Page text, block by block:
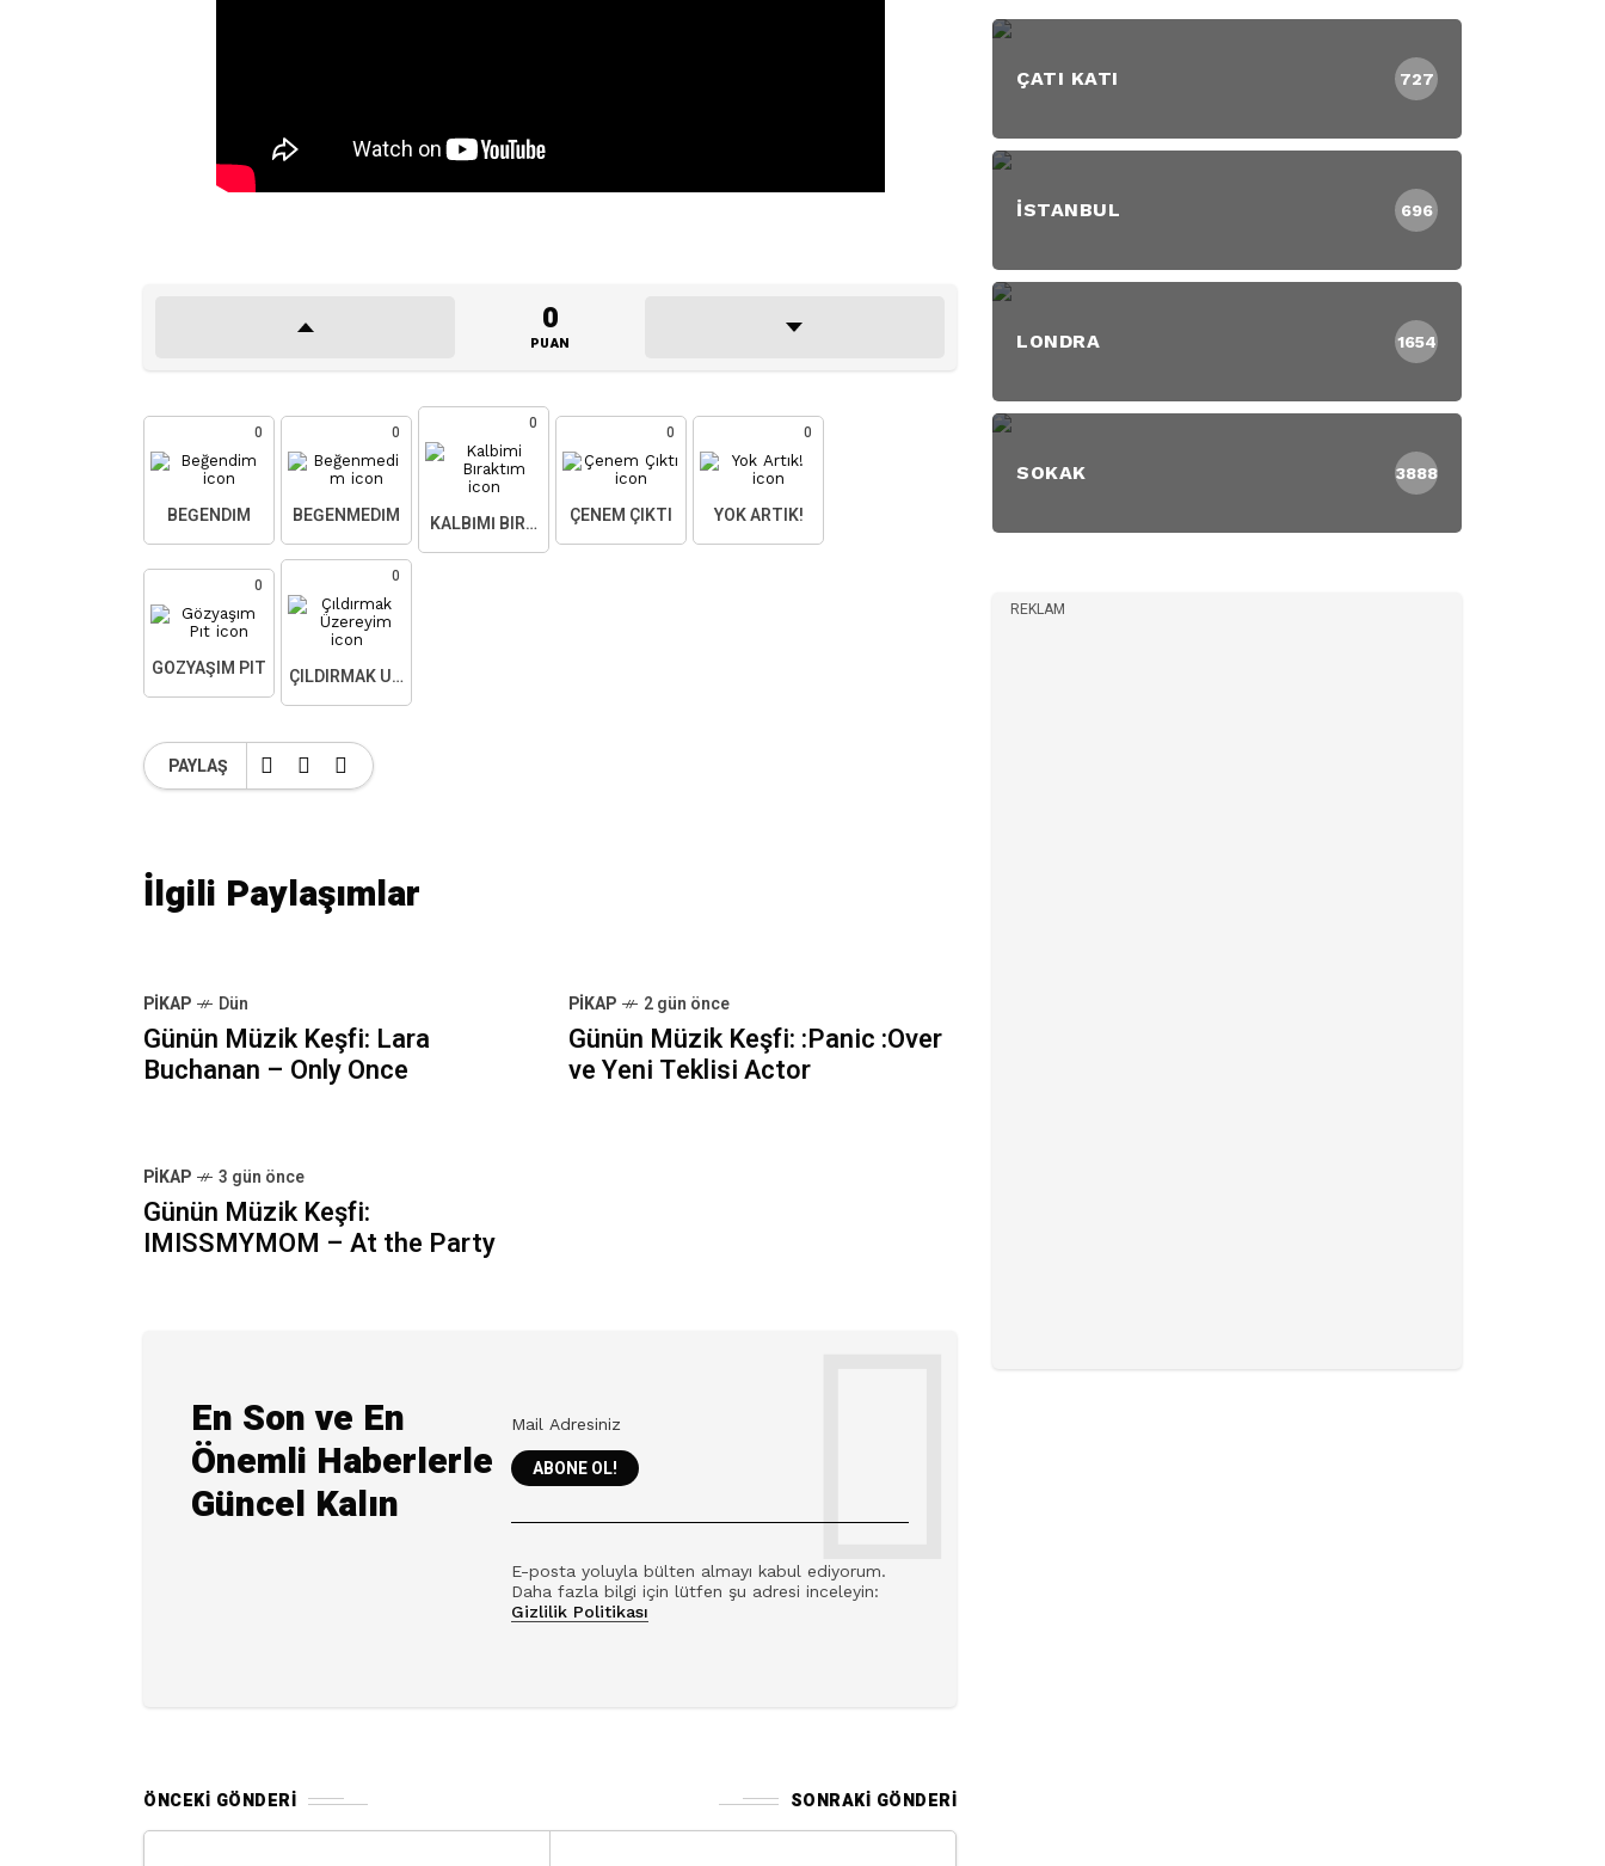
0
PUAN
0
BEĞENDIM
0
BEĞENMEDIM
0
KALBIMI BIRAKTIM
0
ÇENEM ÇIKTI
0
YOK ARTIK!
0
GÖZYAŞIM PIT
0
ÇILDIRMAK ÜZEREYIM
PAYLAŞ
İlgili Paylaşımlar
PIKAP Dün
Günün Müzik Keşfi: Lara
Buchanan – Only Once
PIKAP 2 gün önce
Günün Müzik Keşfi: :Panic :Over
ve Yeni Teklisi Actor
PIKAP 3 gün önce
Günün Müzik Keşfi:
IMISSMYMOM – At the Party
En Son ve En
Önemli Haberlerle
Güncel Kalın
E-posta yoluyla bülten almayı kabul ediyorum.
Daha fazla bilgi için lütfen şu adresi inceleyin:
Gizlilik Politikası
ÖNCEKI GÖNDERI SONRAKI GÖNDERI
ÇATI KATI 727
İSTANBUL 696
LONDRA 1654
SOKAK 3888
REKLAM